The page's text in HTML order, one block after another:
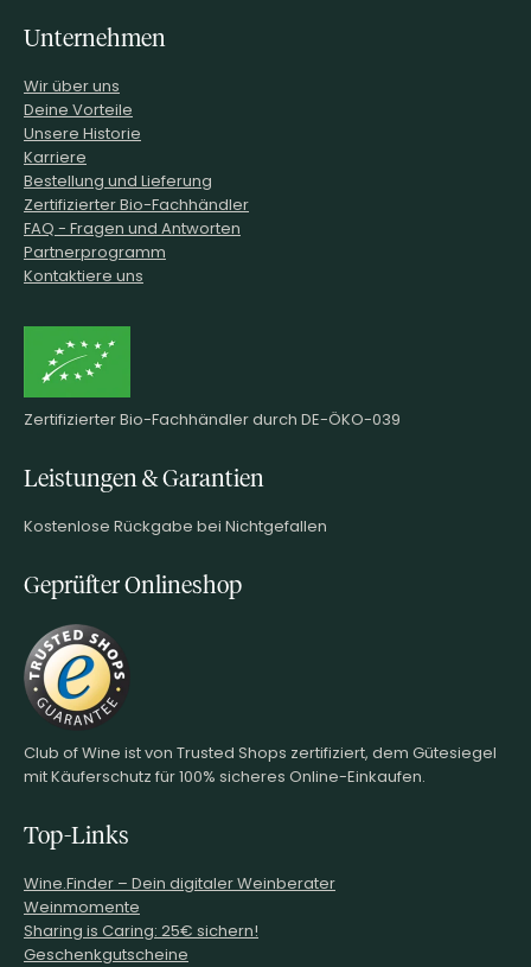
Unternehmen
Wir über uns
Deine Vorteile
Unsere Historie
Karriere
Bestellung und Lieferung
Zertifizierter Bio-Fachhändler
FAQ - Fragen und Antworten
Partnerprogramm
Kontaktiere uns
Zertifizierter Bio-Fachhändler durch DE-ÖKO-039
Leistungen & Garantien
Kostenlose Rückgabe bei Nichtgefallen
Geprüfter Onlineshop
Club of Wine ist von Trusted Shops zertifiziert, dem Gütesiegel
mit Käuferschutz für 100% sicheres Online-Einkaufen.
Top-Links
Wine.Finder – Dein digitaler Weinberater
Weinmomente
Sharing is Caring: 25€ sichern!
Geschenkgutscheine